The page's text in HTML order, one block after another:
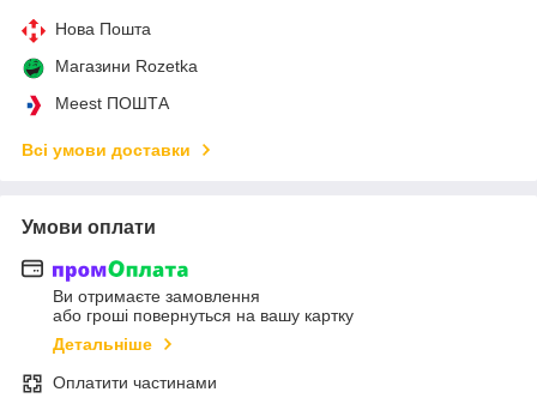
Нова Пошта
Магазини Rozetka
Meest ПОШТА
Всі умови доставки
Умови оплати
Ви отримаєте замовлення
або гроші повернуться на вашу картку
Детальніше
Оплатити частинами